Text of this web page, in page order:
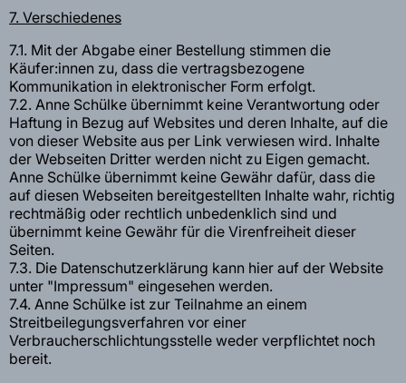
7. Verschiedenes
7.1. Mit der Abgabe einer Bestellung stimmen die
Käufer:innen zu, dass die vertragsbezogene
Kommunikation in elektronischer Form erfolgt.
7.2. Anne Schülke übernimmt keine Verantwortung oder
Haftung in Bezug auf Websites und deren Inhalte, auf die
von dieser Website aus per Link verwiesen wird. Inhalte
der Webseiten Dritter werden nicht zu Eigen gemacht.
Anne Schülke übernimmt keine Gewähr dafür, dass die
auf diesen Webseiten bereitgestellten Inhalte wahr, richtig
rechtmäßig oder rechtlich unbedenklich sind und
übernimmt keine Gewähr für die Virenfreiheit dieser
Seiten.
7.3. Die Datenschutzerklärung kann hier auf der Website
unter "Impressum" eingesehen werden.
7.4. Anne Schülke ist zur Teilnahme an einem
Streitbeilegungsverfahren vor einer
Verbraucherschlichtungsstelle weder verpflichtet noch
bereit.